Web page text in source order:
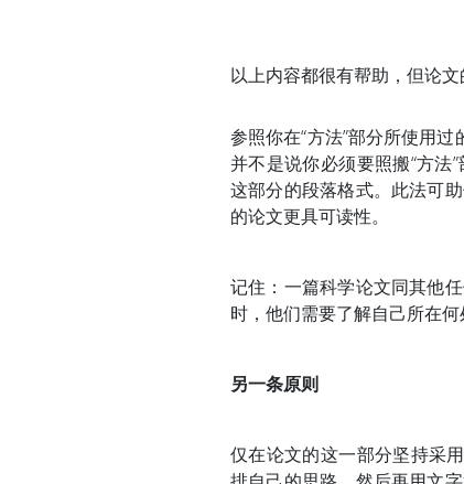
以上内容都很有帮助，但论
参照你在“方法”部分所使用
并不是说你必须要照搬“方法
这部分的段落格式。此法可
的论文更具可读性。
记住：一篇科学论文同其他
时，他们需要了解自己所在何
另一条原则
仅在论文的这一部分坚持采